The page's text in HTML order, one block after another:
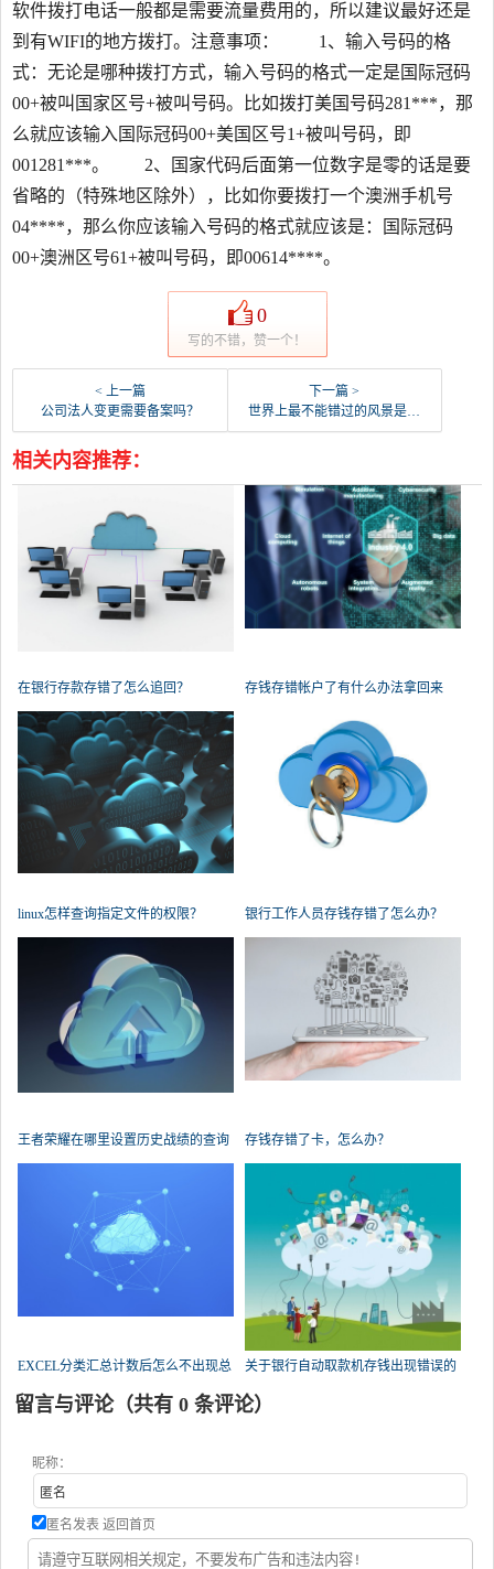
软件拨打电话一般都是需要流量费用的，所以建议最好还是
到有WIFI的地方拨打。注意事项： 1、输入号码的格
式：无论是哪种拨打方式，输入号码的格式一定是国际冠码
00+被叫国家区号+被叫号码。比如拨打美国号码281***，那
么就应该输入国际冠码00+美国区号1+被叫号码，即
001281***。 2、国家代码后面第一位数字是零的话是要
省略的（特殊地区除外），比如你要拨打一个澳洲手机号
04****，那么你应该输入号码的格式就应该是：国际冠码
00+澳洲区号61+被叫号码，即00614****。
0
写的不错，赞一个！
< 上一篇
公司法人变更需要备案吗？
下一篇 >
世界上最不能错过的风景是什么？
相关内容推荐：
在银行存款存错了怎么追回？
存钱存错帐户了有什么办法拿回来
linux怎样查询指定文件的权限？ 银行工作人员存钱存错了怎么办？
王者荣耀在哪里设置历史战绩的查询
存钱存错了卡，怎么办？
EXCEL分类汇总计数后怎么不出现总
数了？
关于银行自动取款机存钱出现错误的
问题，急！求帮忙？
留言与评论（共有 0 条评论）
昵称：
匿名发表 返回首页